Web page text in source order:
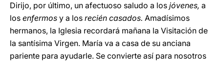
Dirijo, por último, un afectuoso saludo a los jóvenes, a
los enfermos y a los recién casados. Amadísimos
hermanos, la Iglesia recordará mañana la Visitación de
la santísima Virgen. María va a casa de su anciana
pariente para ayudarle. Se convierte así para nosotros